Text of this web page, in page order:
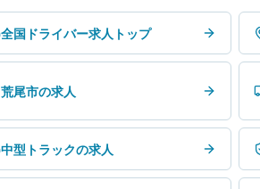
全国ドライバー求人トップ
荒尾市の求人
中型トラックの求人